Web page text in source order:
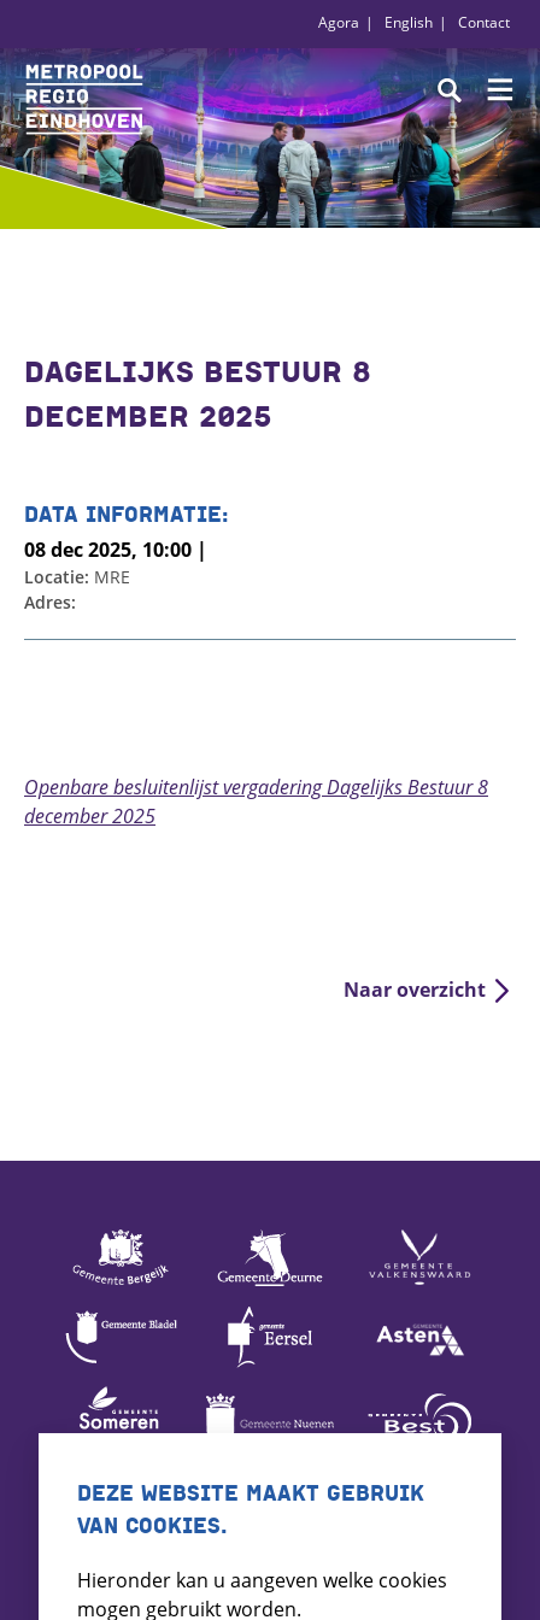
Agora English Contact
DAGELIJKS BESTUUR 8
DECEMBER 2025
DATA INFORMATIE:
08 dec 2025, 10:00 |
Locatie: MRE
Adres:
Openbare besluitenlijst vergadering Dagelijks Bestuur 8
december 2025
Naar overzicht
DEZE WEBSITE MAAKT GEBRUIK
VAN COOKIES.
Hieronder kan u aangeven welke cookies
mogen gebruikt worden.